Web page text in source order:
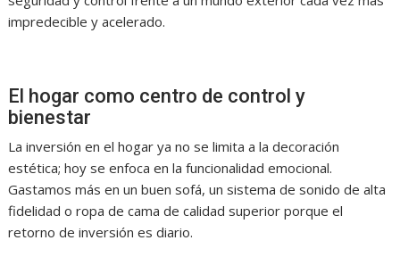
impredecible y acelerado.
El hogar como centro de control y
bienestar
La inversión en el hogar ya no se limita a la decoración
estética; hoy se enfoca en la funcionalidad emocional.
Gastamos más en un buen sofá, un sistema de sonido de alta
fidelidad o ropa de cama de calidad superior porque el
retorno de inversión es diario.